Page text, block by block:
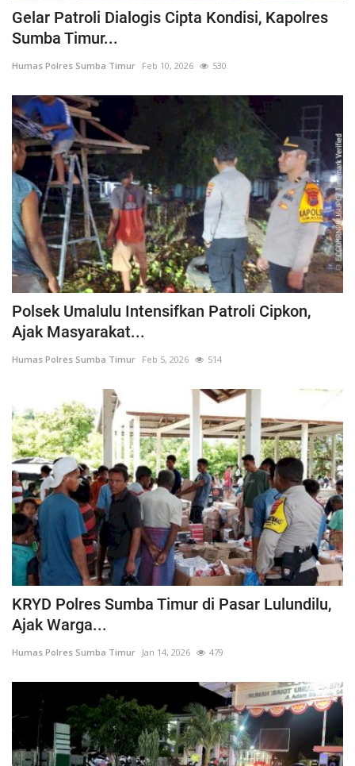
Gelar Patroli Dialogis Cipta Kondisi, Kapolres
Sumba Timur...
Humas Polres Sumba Timur Feb 10, 2026 530
Polsek Umalulu Intensifkan Patroli Cipkon,
Ajak Masyarakat...
Humas Polres Sumba Timur Feb 5, 2026 514
KRYD Polres Sumba Timur di Pasar Lulundilu,
Ajak Warga...
Humas Polres Sumba Timur Jan 14, 2026 479